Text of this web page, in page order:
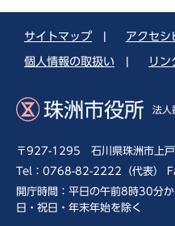
サイトマップ アクセシ
個人情報の取扱い リン
珠洲市役所 法
〒927-1295 石川県珠洲市上戸
Tel：0768-82-2222（代表）
開庁時間：平日の午前8時30分
日・祝日・年末年始を除く